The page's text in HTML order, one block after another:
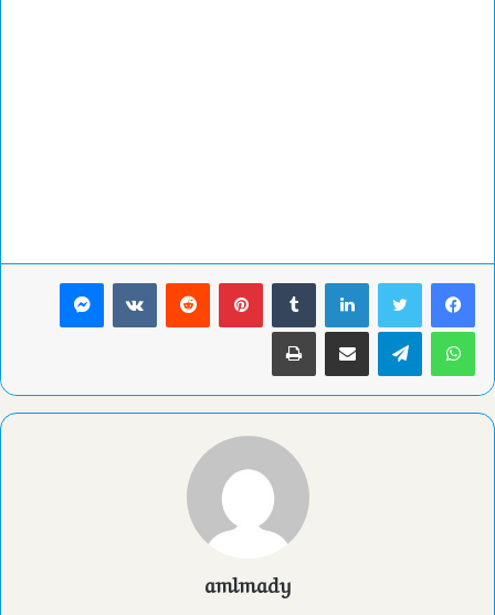
لينكدإن بينتيريست ماسنجر
واتساب تيلقرام مشاركة عبر البريد طباعة
amlmady